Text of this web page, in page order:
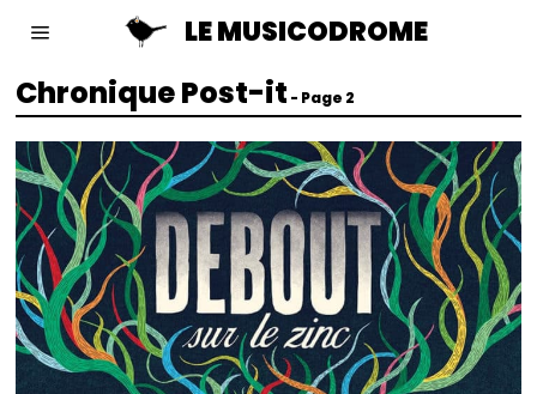
LE MUSICODROME
Chronique Post-it - Page 2